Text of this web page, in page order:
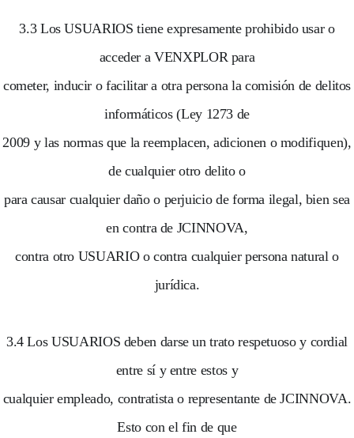
3.3 Los USUARIOS tiene expresamente prohibido usar o
acceder a VENXPLOR para
cometer, inducir o facilitar a otra persona la comisión de delitos
informáticos (Ley 1273 de
2009 y las normas que la reemplacen, adicionen o modifiquen),
de cualquier otro delito o
para causar cualquier daño o perjuicio de forma ilegal, bien sea
en contra de JCINNOVA,
contra otro USUARIO o contra cualquier persona natural o
jurídica.
3.4 Los USUARIOS deben darse un trato respetuoso y cordial
entre sí y entre estos y
cualquier empleado, contratista o representante de JCINNOVA.
Esto con el fin de que